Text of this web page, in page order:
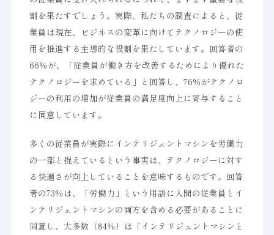
割を果たすでしょう。実際、私たちの調査によると、従
業員は現在、ビジネスの変革に向けてテクノロジーの使
用を推進する主導的な役割を果たしています。回答者の
66％が、「従業員が働き方を改善するためにより優れた
テクノロジーを求めている」と回答し、76％がテクノロ
ジーの利用の増加が従業員の満足度向上に寄与すること
に同意しています。
多くの従業員が実際にインテリジェントマシンを労働力
の一部と捉えているという事実は、テクノロジーに対す
る快適さが向上していることを意味するものです。回答
者の73％は、「労働力」という用語に人間の従業員とイ
ンテリジェントマシンの両方を含める必要があることに
同意し、大多数（84％）は「インテリジェントマシンと